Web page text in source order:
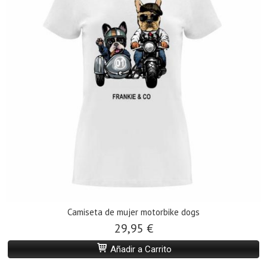
Camiseta de mujer motorbike dogs
29,95 €
Añadir a Carrito